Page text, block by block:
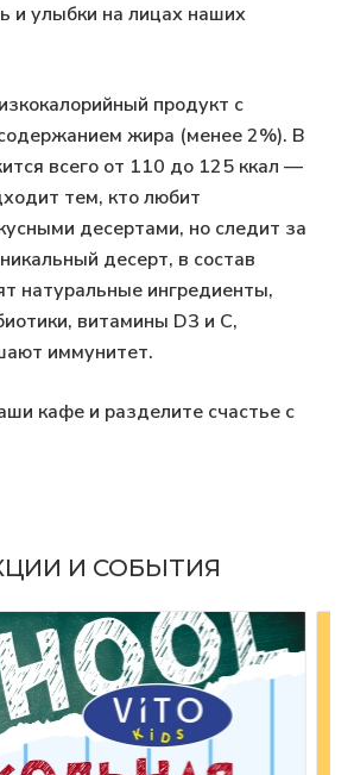
и улыбки на лицах наших
продукт с
жира (менее 2%). В
всего от 110 до 125 ккал —
тем, кто любит
десертами, но следит за
десерт, в состав
натуральные ингредиенты,
витамины D3 и С,
иммунитет.
кафе и разделите счастье с
И СОБЫТИЯ